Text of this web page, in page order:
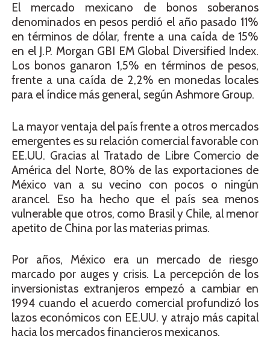
El mercado mexicano de bonos soberanos
denominados en pesos perdió el año pasado 11%
en términos de dólar, frente a una caída de 15%
en el J.P. Morgan GBI EM Global Diversified Index.
Los bonos ganaron 1,5% en términos de pesos,
frente a una caída de 2,2% en monedas locales
para el índice más general, según Ashmore Group.
La mayor ventaja del país frente a otros mercados
emergentes es su relación comercial favorable con
EE.UU. Gracias al Tratado de Libre Comercio de
América del Norte, 80% de las exportaciones de
México van a su vecino con pocos o ningún
arancel. Eso ha hecho que el país sea menos
vulnerable que otros, como Brasil y Chile, al menor
apetito de China por las materias primas.
Por años, México era un mercado de riesgo
marcado por auges y crisis. La percepción de los
inversionistas extranjeros empezó a cambiar en
1994 cuando el acuerdo comercial profundizó los
lazos económicos con EE.UU. y atrajo más capital
hacia los mercados financieros mexicanos.